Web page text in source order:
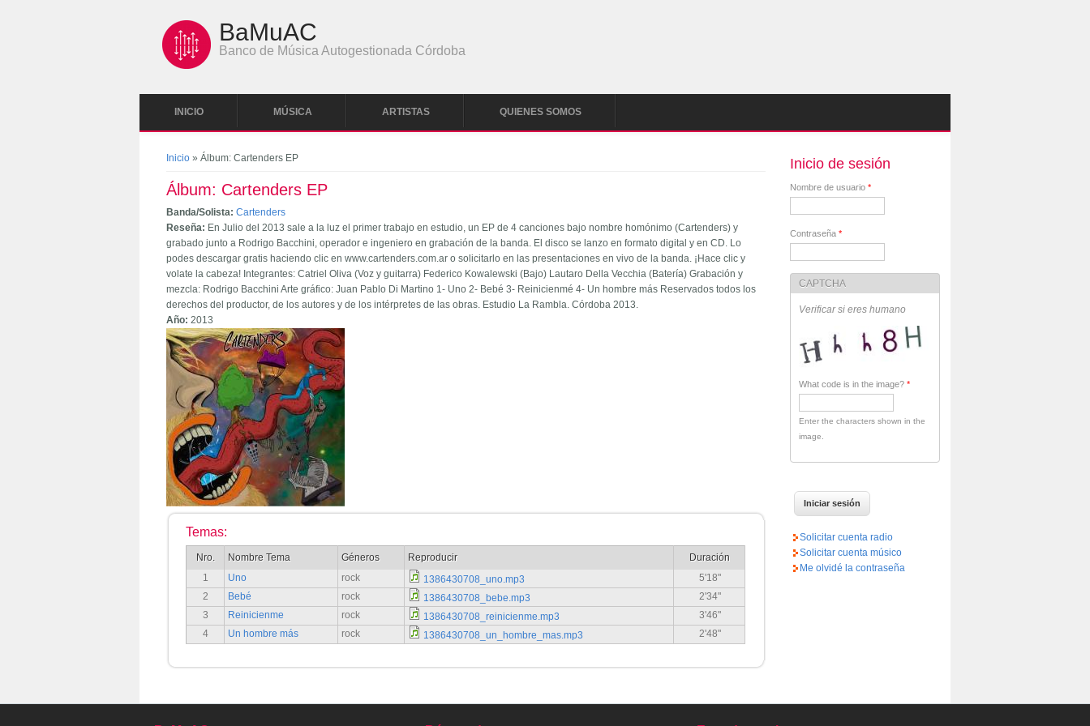
BaMuAC
Banco de Música Autogestionada Córdoba
INICIO MÚSICA ARTISTAS QUIENES SOMOS
Se encuentra usted aquí
Inicio » Álbum: Cartenders EP
Álbum: Cartenders EP
Banda/Solista:Cartenders
Reseña: En Julio del 2013 sale a la luz el primer trabajo en estudio, un EP de 4 canciones bajo nombre homónimo (Cartenders) y
grabado junto a Rodrigo Bacchini, operador e ingeniero en grabación de la banda. El disco se lanzo en formato digital y en CD. Lo
podes descargar gratis haciendo clic en www.cartenders.com.ar o solicitarlo en las presentaciones en vivo de la banda. ¡Hace clic y
volate la cabeza! Integrantes: Catriel Oliva (Voz y guitarra) Federico Kowalewski (Bajo) Lautaro Della Vecchia (Batería) Grabación y
mezcla: Rodrigo Bacchini Arte gráfico: Juan Pablo Di Martino 1- Uno 2- Bebé 3- Reinicienmé 4- Un hombre más Reservados todos los
derechos del productor, de los autores y de los intérpretes de las obras. Estudio La Rambla. Córdoba 2013.
Año:2013
Temas:
Nro. Nombre Tema Géneros Reproducir
Duración
1
Uno rock 1386430708_uno.mp3
5'18"
2
Bebé rock 1386430708_bebe.mp3
2'34"
3
Reinicienme rock 1386430708_reinicienme.mp3
3'46"
4
Un hombre más rock 1386430708_un_hombre_mas.mp3 2'48"
Inicio de sesión
Nombre de usuario *
Contraseña *
CAPTCHA
Verificar si eres humano
What code is in the image? *
Enter the characters shown in the
image.
Solicitar cuenta radio
Solicitar cuenta músico
Me olvidé la contraseña